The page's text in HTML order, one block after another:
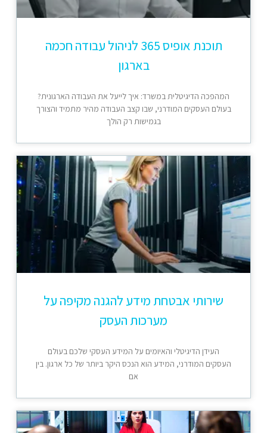
תוכנת אופיס 365 לניהול עבודה חכמה
בארגון
המהפכה הדיגיטלית במשרד: איך לייעל את העבודה הארגונית?
בעולם העסקים המודרני, שבו קצב העבודה מהיר מתמיד והצורך
בגמישות רק הולך
שירותי אבטחת מידע להגנה מקיפה על
מערכות העסק
העידן הדיגיטלי והאיומים על המידע העסקי שלכם בעולם
העסקים המודרני, המידע הוא הנכס היקר ביותר של כל ארגון. בין
אם